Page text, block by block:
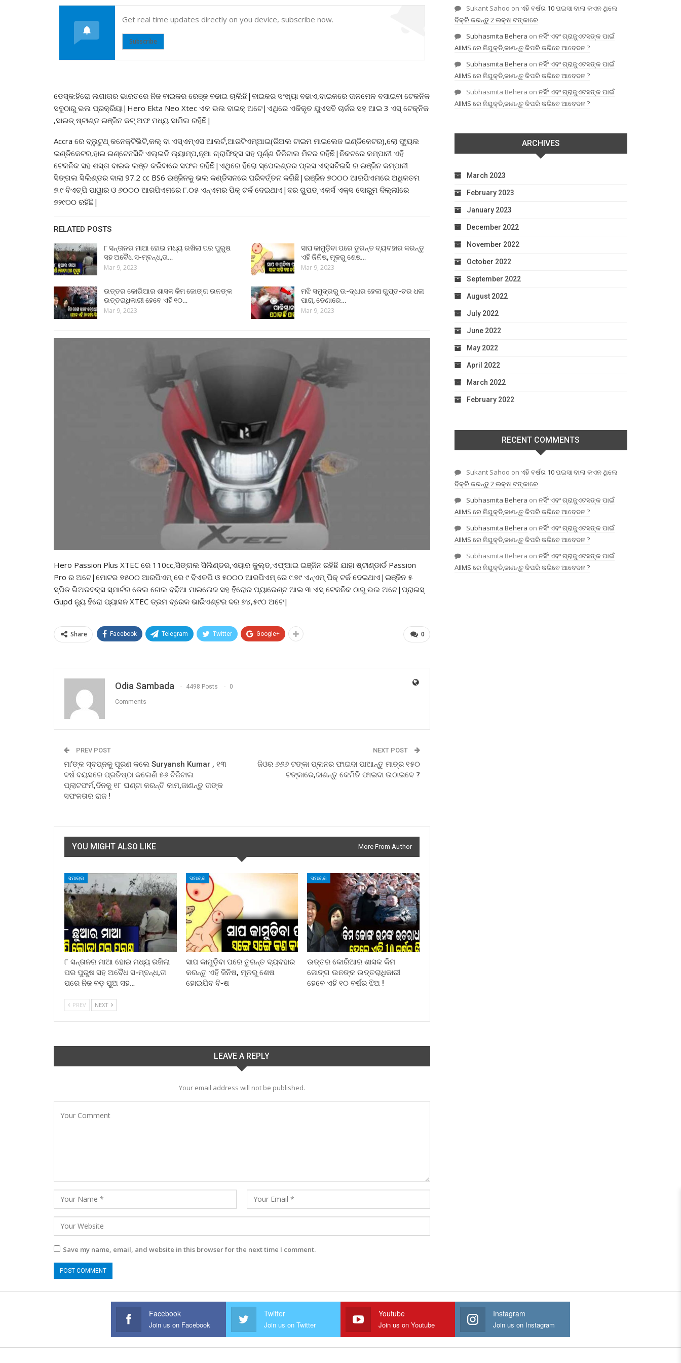
Get real time updates directly on you device, subscribe now.
Subscribe
ଡେସ୍କ:ହିରୋ ଲଗାତାର ଭାରତରେ ନିଜ ବାଇକର ରେଞ୍ଜ ବଢାଇ ଚାଲିଛି|ବାଇକର ସଂଖ୍ୟା ବଢାଏ,ବାଇକରେ ତାଳମେଳ ବସାଇବା ଟେକନିକ
ସବୁଠାରୁ ଭଲ ପ୍ରକ୍ରିୟା|Hero Ekta Neo Xtec ଏକ ଭଲ ବାଇକ୍ ଅଟେ|ଏଥିରେ ଏକିକୃତ ୟୁଏସବି ଚାର୍ଜର ସହ ଆଇ 3 ଏସ୍ ଟେକ୍ନିକ
,ସାଇଡ୍ ଷ୍ଟାଣ୍ଡ ଇଞ୍ଜିନ କଟ୍ ଅଫ ମଧ୍ୟ ସାମିଲ ରହିଛି|
Accra ରେ ବ୍ଲୁଟୁଥ୍ କନେକ୍ଟିଭିଟି,କଲ୍ ବା ଏସ୍ଏମ୍ଏସ ଆଲର୍ଟ,ଆରଟିଏମ୍ଆଇ(ରିଅଲ ଟାଇମ ମାଇଲେଜ ଇଣ୍ଡିକେଟର),ଲୋ ଫ୍ୟୁଲ
ଇଣ୍ଡିକେଟର,ହାଇ ଇଣ୍ଟେନସିଟି ଏଲ୍ଇଡି ଲ୍ୟାମ୍ପ,ନୂଆ ଗ୍ରାଫିକ୍ସ ସହ ପୂର୍ଣ୍ଣ ଡିଜିଟାଲ ମିଟର ରହିଛି|ନିକଟରେ କମ୍ପାନୀ ଏହି
ଟେକନିକ ସହ ଶସ୍ତା ବାଇକ ଲଞ୍ଚ କରିବାରେ ସଫଳ ରହିଛି|ଏଥିରେ ହିରୋ ସ୍ପେଲଣ୍ଡର ପ୍ଲସ ଏକ୍ସଟିଇସି ର ଇଞ୍ଜିନ କମ୍ପାନୀ
ସିଙ୍ଗଲ ସିଲିଣ୍ଡର ବାଲା 97.2 cc BS6 ଇଞ୍ଜିନକୁ ଭଲ କଣ୍ଡିସନରେ ପରିବର୍ତ୍ତନ କରିଛି|ଇଞ୍ଜିନ ୭୦୦୦ ଆରପିଏମରେ ଅଧିକତମ
୭.୯ ବିଏଚ୍ପି ପାୱାର ଓ ୬୦୦୦ ଆରପିଏମରେ ୮.୦୫ ଏନ୍ଏମର ପିକ୍ ଟର୍କ ଦେଇଥାଏ|ଦର ଗୁପଡ୍ ଏକର୍ସ ଏକ୍ସ ସୋରୁମ ଦିଲ୍ଲୀରେ
୭୨୯୦୦ ରହିଛି|
RELATED POSTS
୮ ସନ୍ତାନର ମାଆ ହୋଇ ମଧ୍ୟ ରଖିଲା ପର ପୁରୁଷ
ସହ ଅବୈଧ ସ-ମ୍ବନ୍ଧ,ତା…
Mar 9, 2023
ସାପ କାମୁଡ଼ିବା ପରେ ତୁରନ୍ତ ବ୍ୟବହାର କରନ୍ତୁ
ଏହି ଜିନିଷ, ମୂଳରୁ ଶେଷ…
Mar 9, 2023
ଉତ୍ତର କୋରିଆର ଶାସକ କିମ ଜୋଙ୍ଗ ଉନଙ୍କ
ଉତ୍ତରାଧିକାରୀ ହେବେ ଏହି ୧୦…
Mar 9, 2023
ମଝି ସମୁଦ୍ରରୁ ଉ-ଦ୍ଧାର ହେଲା ଗୁପ୍ତ-ଚର ଧଳା
ପାରା, ଡେଣାରେ…
Mar 9, 2023
Hero Passion Plus XTEC ରେ 110cc,ସିଙ୍ଗଲ ସିଲିଣ୍ଡର,ଏୟାର କୁଲ୍ଡ,ଏଫ୍ଆଇ ଇଞ୍ଜିନ ରହିଛି ଯାହା ଷ୍ଟାଣ୍ଡାର୍ଡ Passion
Pro ର ଅଟେ|ମୋଟର ୭୫୦୦ ଆରପିଏମ୍ ରେ ୯ ବିଏଚପି ଓ ୫୦୦୦ ଆରପିଏମ୍ ରେ ୯.୭୯ ଏନ୍ଏମ୍ ପିକ୍ ଟର୍କ ଦେଇଥାଏ|ଇଞ୍ଜିନ ୫
ସ୍ପିଡ ଗିଅରବକ୍ସ ସ୍ମାର୍ଟର ଡେଲ ଗେଲ ବଢିଆ ମାଇଲେଜ ସହ ହିରୋର ପ୍ୟାରେଣ୍ଟ ଆଇ ୩ ଏସ୍ ଟେକନିକ ଠାରୁ ଭଲ ଅଟେ|ପ୍ରାଇସ୍
Gupd ନ୍ୟୁ ହିରୋ ପ୍ୟାସନ XTEC ଡ୍ରମ ବ୍ରେକ ଭାରିଏଣ୍ଟର ଦର ୭୪,୫୯୦ ଅଟେ|
0
Share Facebook Telegram Twitter Google+
Odia Sambada 4498 Posts 0
Comments
PREV POST
ମା’ଙ୍କ ସ୍ବପ୍ନକୁ ପୂରଣ କଲେ Suryansh Kumar , ୧୩
ବର୍ଷ ବୟସରେ ପ୍ରତିଷ୍ଠା କଲେଣି ୫୬ ଟିଜିଟାଲ
ପ୍ଲାଟଫର୍ମ,ଦିନକୁ ୧୮ ଘଣ୍ଟା କରନ୍ତି କାମ,ଜାଣନ୍ତୁ ତାଙ୍କ
ସଫଳତାର ରାଜ !
NEXT POST
ଜିଓର ୬୬୬ ଟଙ୍କା ପ୍ଳାନର ଫାଇଦା ପାଆନ୍ତୁ ମାତ୍ର ୧୫୦
ଟଙ୍କାରେ,ଜାଣନ୍ତୁ କେମିତି ଫାଇଦା ଉଠାଇବେ ?
YOU MIGHT ALSO LIKE More From Author
ସମାଚାର
୮ ସନ୍ତାନର ମାଆ ହୋଇ ମଧ୍ୟ ରଖିଲା
ପର ପୁରୁଷ ସହ ଅବୈଧ ସ-ମ୍ବନ୍ଧ,ତା
ପରେ ନିଜ ବଡ଼ ପୁଅ ସହ…
ସମାଚାର
ସାପ କାମୁଡ଼ିବା ପରେ ତୁରନ୍ତ ବ୍ୟବହାର
କରନ୍ତୁ ଏହି ଜିନିଷ, ମୂଳରୁ ଶେଷ
ହୋଇଯିବ ବି-ଷ
ସମାଚାର
ଉତ୍ତର କୋରିଆର ଶାସକ କିମ
ଜୋଙ୍ଗ ଉନଙ୍କ ଉତ୍ତରାଧିକାରୀ
ହେବେ ଏହି ୧୦ ବର୍ଷର ଝିଅ !
PREV NEXT
LEAVE A REPLY
Your email address will not be published.
Save my name, email, and website in this browser for the next time I comment.
Sukant Sahoo on ଏହି ବର୍ଷର 10 ପଇସା ବାଲା କଏନ ଥିଲେ
ବିକ୍ରି କରନ୍ତୁ 2 ଲକ୍ଷ ଟଙ୍କାରେ
Subhasmita Behera on ନର୍ସିଂ ଏବଂ ଗ୍ରାଜୁଏଟସଙ୍କ ପାଇଁ
AIIMS ରେ ନିଯୁକ୍ତି,ଜାଣନ୍ତୁ କିପରି କରିବେ ଆବେଦନ ?
Subhasmita Behera on ନର୍ସିଂ ଏବଂ ଗ୍ରାଜୁଏଟସଙ୍କ ପାଇଁ
AIIMS ରେ ନିଯୁକ୍ତି,ଜାଣନ୍ତୁ କିପରି କରିବେ ଆବେଦନ ?
Subhasmita Behera on ନର୍ସିଂ ଏବଂ ଗ୍ରାଜୁଏଟସଙ୍କ ପାଇଁ
AIIMS ରେ ନିଯୁକ୍ତି,ଜାଣନ୍ତୁ କିପରି କରିବେ ଆବେଦନ ?
ARCHIVES
March 2023
February 2023
January 2023
December 2022
November 2022
October 2022
September 2022
August 2022
July 2022
June 2022
May 2022
April 2022
March 2022
February 2022
RECENT COMMENTS
Sukant Sahoo on ଏହି ବର୍ଷର 10 ପଇସା ବାଲା କଏନ ଥିଲେ
ବିକ୍ରି କରନ୍ତୁ 2 ଲକ୍ଷ ଟଙ୍କାରେ
Subhasmita Behera on ନର୍ସିଂ ଏବଂ ଗ୍ରାଜୁଏଟସଙ୍କ ପାଇଁ
AIIMS ରେ ନିଯୁକ୍ତି,ଜାଣନ୍ତୁ କିପରି କରିବେ ଆବେଦନ ?
Subhasmita Behera on ନର୍ସିଂ ଏବଂ ଗ୍ରାଜୁଏଟସଙ୍କ ପାଇଁ
AIIMS ରେ ନିଯୁକ୍ତି,ଜାଣନ୍ତୁ କିପରି କରିବେ ଆବେଦନ ?
Subhasmita Behera on ନର୍ସିଂ ଏବଂ ଗ୍ରାଜୁଏଟସଙ୍କ ପାଇଁ
AIIMS ରେ ନିଯୁକ୍ତି,ଜାଣନ୍ତୁ କିପରି କରିବେ ଆବେଦନ ?
Facebook
Join us on Facebook
Twitter
Join us on Twitter
Youtube
Join us on Youtube
Instagram
Join us on Instagram